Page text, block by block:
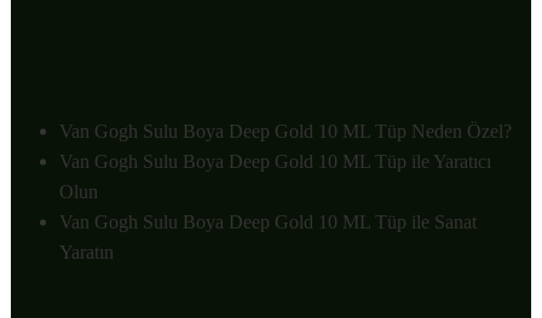
Van Gogh Sulu Boya Deep Gold 10 ML Tüp Neden Özel?
Van Gogh Sulu Boya Deep Gold 10 ML Tüp ile Yaratıcı
Olun
Van Gogh Sulu Boya Deep Gold 10 ML Tüp ile Sanat
Yaratın